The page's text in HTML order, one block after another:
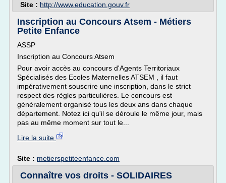
Site : http://www.education.gouv.fr
Inscription au Concours Atsem - Métiers
Petite Enfance
ASSP
Inscription au Concours Atsem
Pour avoir accès au concours d'Agents Territoriaux
Spécialisés des Ecoles Maternelles ATSEM , il faut
impérativement souscrire une inscription, dans le strict
respect des règles particulières. Le concours est
généralement organisé tous les deux ans dans chaque
département. Notez ici qu'il se déroule le même jour, mais
pas au même moment sur tout le...
Lire la suite
Site : metierspetiteenfance.com
Connaître vos droits - SOLIDAIRES